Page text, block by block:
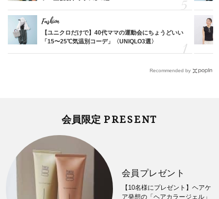
Fashion
【ユニクロだけで】40代ママの運動会にちょうどいい
「15〜25℃気温別コーデ」〈UNIQLO3選〉
Recommended by
会員限定 PRESENT
会員プレゼント
【10名様にプレゼント】ヘアケ
ア発想の「ヘアカラージェル」